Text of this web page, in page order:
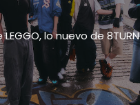
lo nuevo de 8TURN